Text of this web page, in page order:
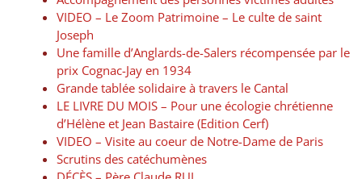
VIDEO – Le Zoom Patrimoine – Le culte de saint
Joseph
Une famille d’Anglards-de-Salers récompensée par le
prix Cognac-Jay en 1934
Grande tablée solidaire à travers le Cantal
LE LIVRE DU MOIS – Pour une écologie chrétienne
d’Hélène et Jean Bastaire (Edition Cerf)
VIDEO – Visite au coeur de Notre-Dame de Paris
Scrutins des catéchumènes